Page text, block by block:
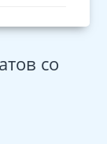
со